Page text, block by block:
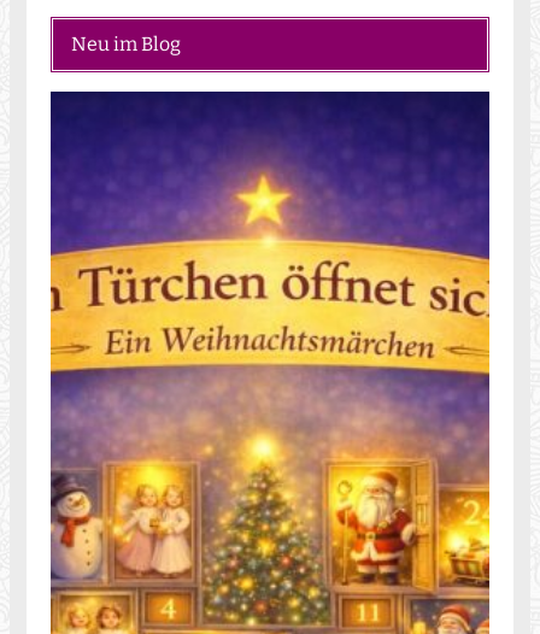
Neu im Blog